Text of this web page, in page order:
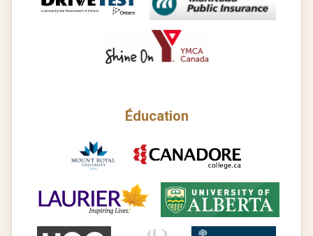
Éducation